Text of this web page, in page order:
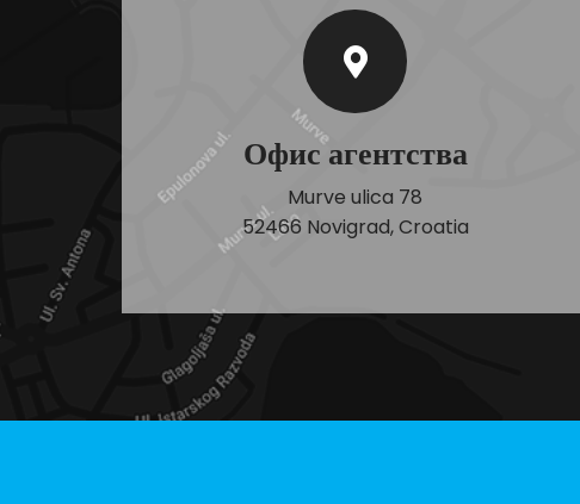
Офис агентства
Murve ulica 78
52466 Novigrad, Croatia